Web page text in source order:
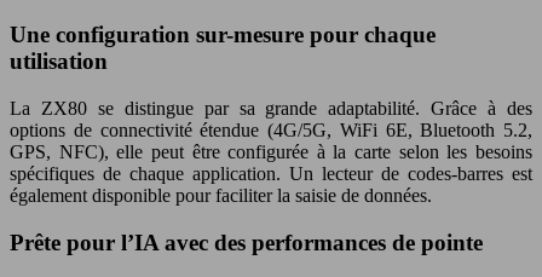
Une configuration sur-mesure pour chaque
utilisation
La ZX80 se distingue par sa grande adaptabilité. Grâce à des
options de connectivité étendue (4G/5G, WiFi 6E, Bluetooth 5.2,
GPS, NFC), elle peut être configurée à la carte selon les besoins
spécifiques de chaque application. Un lecteur de codes-barres est
également disponible pour faciliter la saisie de données.
Prête pour l’IA avec des performances de pointe